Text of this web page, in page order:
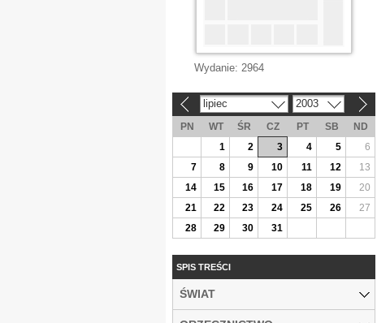
Wydanie: 2964
lipiec 2003
PN WT ŚR CZ PT SB
ND
1
2 3 4 5
6
7
8 9 10 11 12
13
14
15 16 17 18 19
20
21
22 23 24 25 26
27
28
29 30 31
SPIS TREŚCI
ŚWIAT